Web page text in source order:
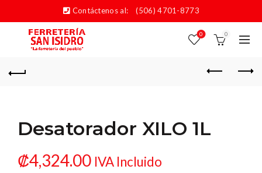
Contáctenos al: (506) 4701-8773
0 0
Desatorador XILO 1L
₡4,324.00 IVA Incluido